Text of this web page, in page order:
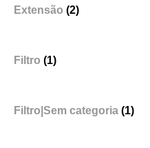
Extensão (2)
Filtro (1)
Filtro|Sem categoria (1)